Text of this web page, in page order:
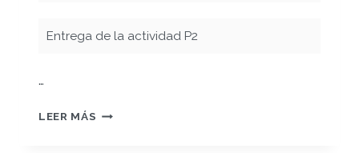
Entrega de la actividad P2
…
LEER MÁS PRUEBAS